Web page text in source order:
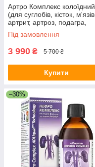
Артро Комплекс колоїдний
(для суглобів, кісток, м'язів,
артрит, артроз, подагра,
остеохондроз, міжхребцеві
грижі, травми)
Під замовлення
3 990 ₴ 5 700 ₴
Купити
–30%